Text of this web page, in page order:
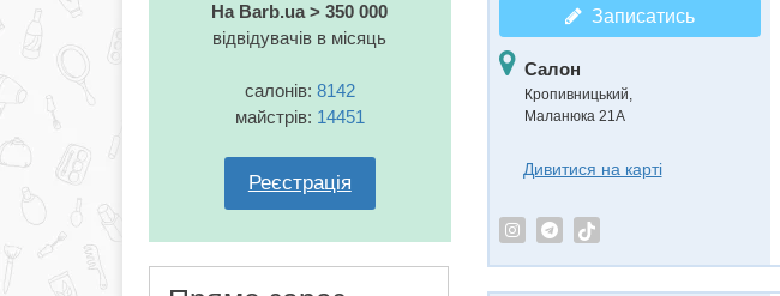
На Barb.ua > 350 000
відвідувачів в місяць
салонів: 8142
майстрів: 14451
Реєстрація
Записатись
Салон
Кропивницький,
Маланюка 21А
Дивитися на карті